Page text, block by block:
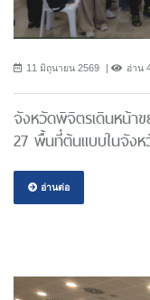
11 มิถุนายน 2569 อ่าน
จังหวัดพิจิตรเดินหน้า
27 พื้นที่ต้นแบบในจัง
อ่านต่อ